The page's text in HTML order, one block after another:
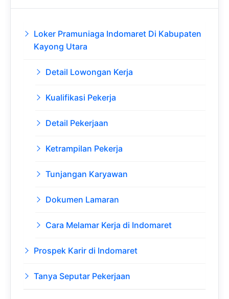
Loker Pramuniaga Indomaret Di Kabupaten
Kayong Utara
Detail Lowongan Kerja
Kualifikasi Pekerja
Detail Pekerjaan
Ketrampilan Pekerja
Tunjangan Karyawan
Dokumen Lamaran
Cara Melamar Kerja di Indomaret
Prospek Karir di Indomaret
Tanya Seputar Pekerjaan